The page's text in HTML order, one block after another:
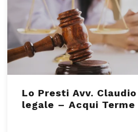
Lo Presti Avv.
legale – Acqui Terme